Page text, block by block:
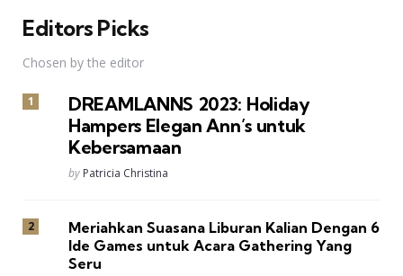
Editors Picks
Chosen by the editor
DREAMLANNS 2023: Holiday
Hampers Elegan Ann’s untuk
Kebersamaan
Posted
by Patricia Christina
Meriahkan Suasana Liburan Kalian Dengan 6
Ide Games untuk Acara Gathering Yang
Seru